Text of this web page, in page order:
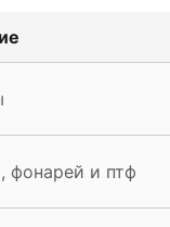
фонарей и птф